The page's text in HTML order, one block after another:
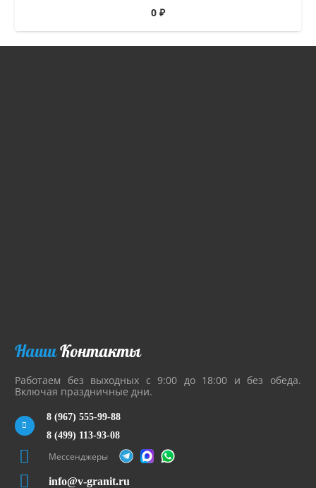
0 ₽
НашиКонтакты
Работаем без выходных с 9:00 до 18:00 и без обеда.
Включая праздничные дни.
8 (967) 555-99-88
8 (499) 113-93-08
Мессенджеры
info@v-granit.ru